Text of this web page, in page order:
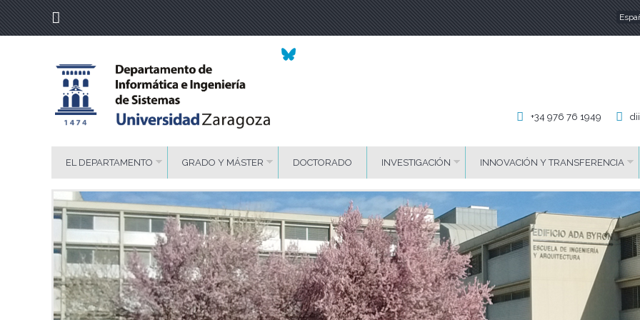
+34 976 76 1949
EL DEPARTAMENTO GRADO Y MÁSTER DOCTORADO INVESTIGACIÓN INNOVACIÓN Y TRANSFERENCIA